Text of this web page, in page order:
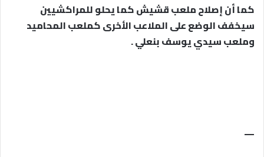
كما أن إصلاح ملعب قشيش كما يحلو للمراكشيين
سيخفف الوضع على الملاعب الأخرى كملعب المحاميد
وملعب سيدي يوسف بنعلي .
—